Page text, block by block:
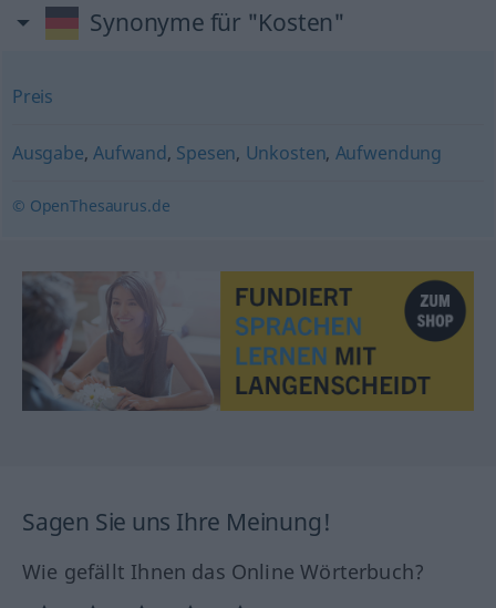
Synonyme für "Kosten"
Preis
Ausgabe,Aufwand, Spesen, Unkosten, Aufwendung
© OpenThesaurus.de
Sagen Sie uns Ihre Meinung!
Wie gefällt Ihnen das Online Wörterbuch?